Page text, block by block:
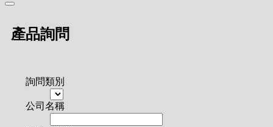
產品詢問
詢問類別
公司名稱